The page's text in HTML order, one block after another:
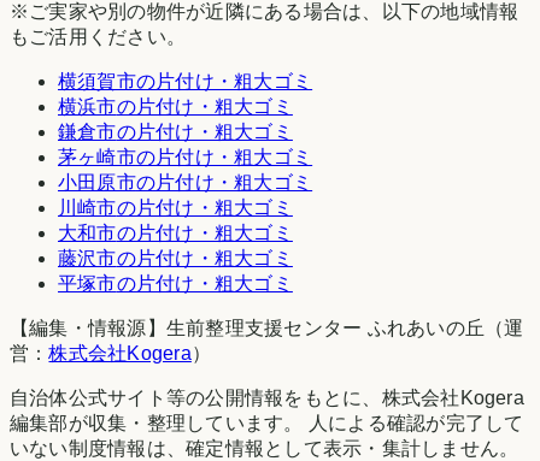
※ご実家や別の物件が近隣にある場合は、以下の地域情報
もご活用ください。
横須賀市の片付け・粗大ゴミ
横浜市の片付け・粗大ゴミ
鎌倉市の片付け・粗大ゴミ
茅ヶ崎市の片付け・粗大ゴミ
小田原市の片付け・粗大ゴミ
川崎市の片付け・粗大ゴミ
大和市の片付け・粗大ゴミ
藤沢市の片付け・粗大ゴミ
平塚市の片付け・粗大ゴミ
【編集・情報源】生前整理支援センター ふれあいの丘（運
営：株式会社Kogera）
自治体公式サイト等の公開情報をもとに、株式会社Kogera
編集部が収集・整理しています。 人による確認が完了して
いない制度情報は、確定情報として表示・集計しません。